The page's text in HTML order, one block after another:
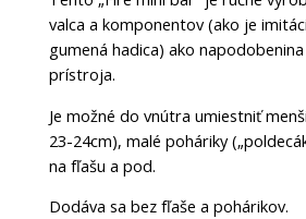
valca a komponentov (ako je
gumená hadica) ako
prístroja.
Je možné do vnútra umiestniť
23-24cm), malé poháriky
na fľašu a pod.
Dodáva sa bez fľaše a pohárikov.